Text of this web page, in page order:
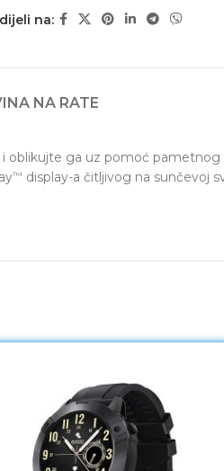
na:
NA RATE
oblikujte ga uz pomoć
™ display-a čitljivog na sunčevoj